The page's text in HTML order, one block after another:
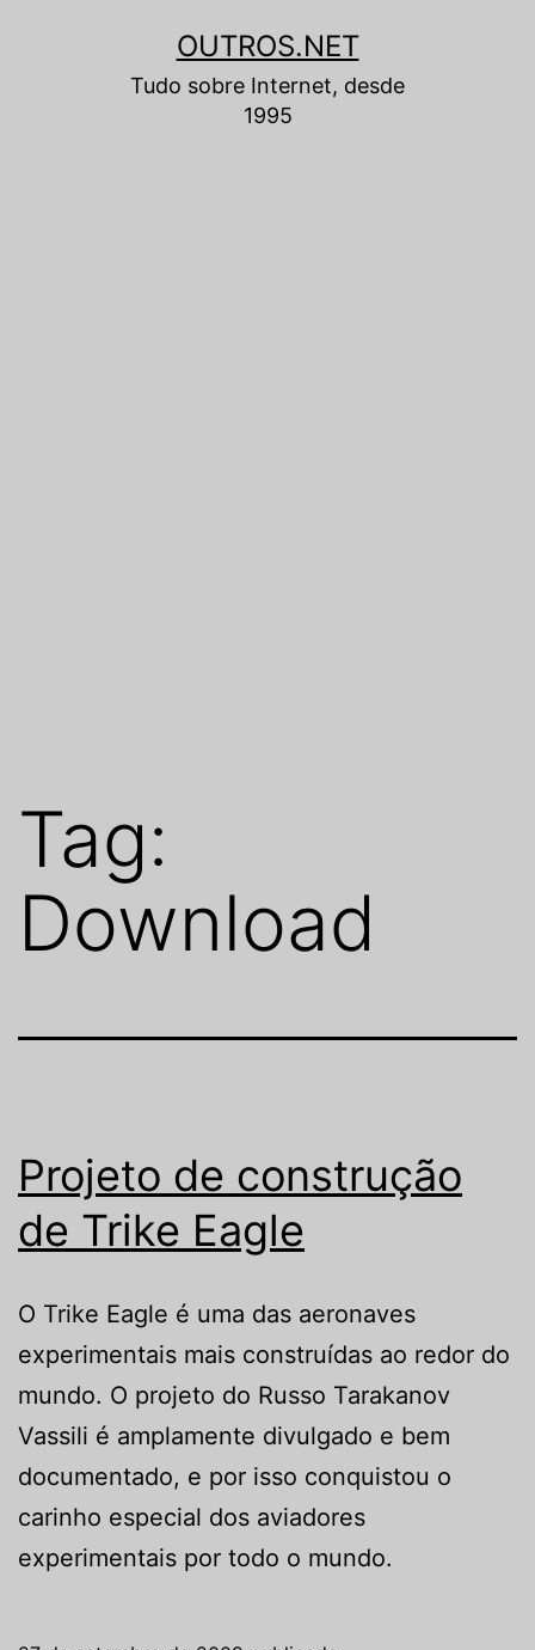
OUTROS.NET
Tudo sobre Internet, desde
1995
Tag:
Download
Projeto de construção
de Trike Eagle
O Trike Eagle é uma das aeronaves
experimentais mais construídas ao redor do
mundo. O projeto do Russo Tarakanov
Vassili é amplamente divulgado e bem
documentado, e por isso conquistou o
carinho especial dos aviadores
experimentais por todo o mundo.